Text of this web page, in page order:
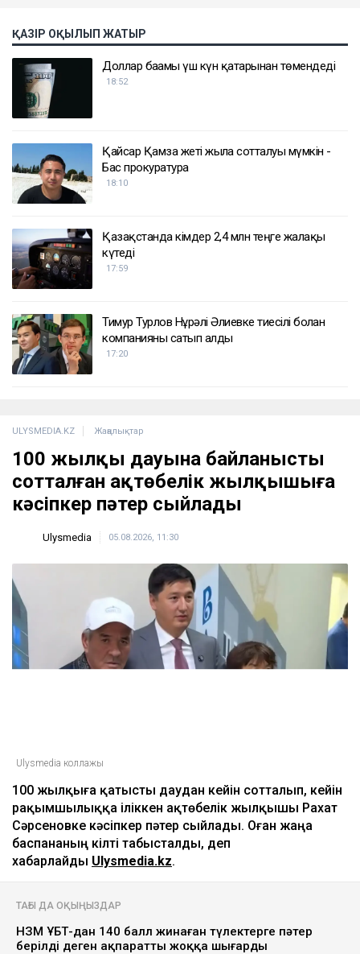
ҚАЗІР ОҚЫЛЫП ЖАТЫР
Доллар бағамы үш күн қатарынан төмендеді
18:52
Қайсар Қамза жеті жылға сотталуы мүмкін -
Бас прокуратура
18:10
Қазақстанда кімдер 2,4 млн теңге жалақы
күтеді
17:59
Тимур Турлов Нұрәлі Әлиевке тиесілі болған
компанияны сатып алды
17:20
ULYSMEDIA.KZ Жаңалықтар
100 жылқы дауына байланысты
сотталған ақтөбелік жылқышыға
кәсіпкер пәтер сыйлады
Ulysmedia 05.08.2026, 11:30
Ulysmedia коллажы
100 жылқыға қатысты даудан кейін сотталып, кейін
рақымшылыққа іліккен ақтөбелік жылқышы Рахат
Сәрсеновке кәсіпкер пәтер сыйлады. Оған жаңа
баспананың кілті табысталды, деп
хабарлайды Ulysmedia.kz.
ТАҒЫ ДА ОҚЫҢЫЗДАР
НЗМ ҰБТ-дан 140 балл жинаған түлектерге пәтер
берілді деген ақпаратты жоққа шығарды